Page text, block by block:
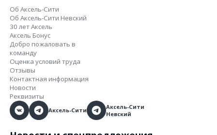
Об Аксель-Сити
Об Аксель-Сити Невский
30 лет Аксель
Аксель Бонус
Добро пожаловать в
команду
Оценка условий труда
Отзывы
Контактная информация
Новости
Реквизиты
Аксель-Сити
Аксель-Сити
Невский